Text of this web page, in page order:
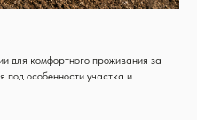
для комфортного проживания за
особенности участка и